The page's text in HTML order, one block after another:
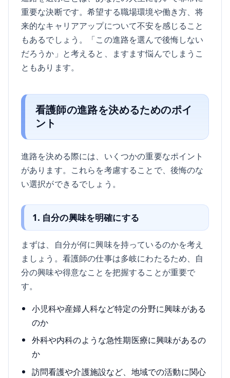
重要な決断です。希望する職場環境や働き方、将
来的なキャリアアップについて不安を感じること
もあるでしょう。「この進路を選んで後悔しない
だろうか」と考えると、ますます悩んでしまうこ
ともあります。
看護師の進路を決めるためのポイ
ント
進路を決める際には、いくつかの重要なポイント
があります。これらを考慮することで、後悔のな
い選択ができるでしょう。
1. 自分の興味を明確にする
まずは、自分が何に興味を持っているのかを考え
ましょう。看護師の仕事は多岐にわたるため、自
分の興味や得意なことを把握することが重要で
す。
小児科や産婦人科など特定の分野に興味がある
のか
外科や内科のような急性期医療に興味があるの
か
訪問看護や介護施設など、地域での活動に関心